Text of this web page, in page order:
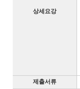
상세요강
제출서류